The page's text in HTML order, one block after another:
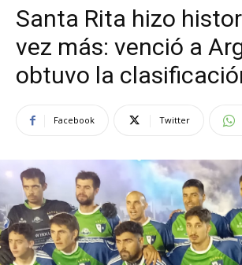
Santa Rita hizo
vez más: venció a
obtuvo la
Facebook Twitter